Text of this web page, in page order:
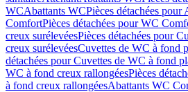
WCAbattants WCPièces détachées pour
ComfortPièces détachées pour WC
creux surélevéesPièces détachées pour
creux surélevéesCuvettes de WC à fond
détachées pour Cuvettes de WC à fond
WC à fond creux rallongéesPièces
à fond creux rallongéesAbattants WC